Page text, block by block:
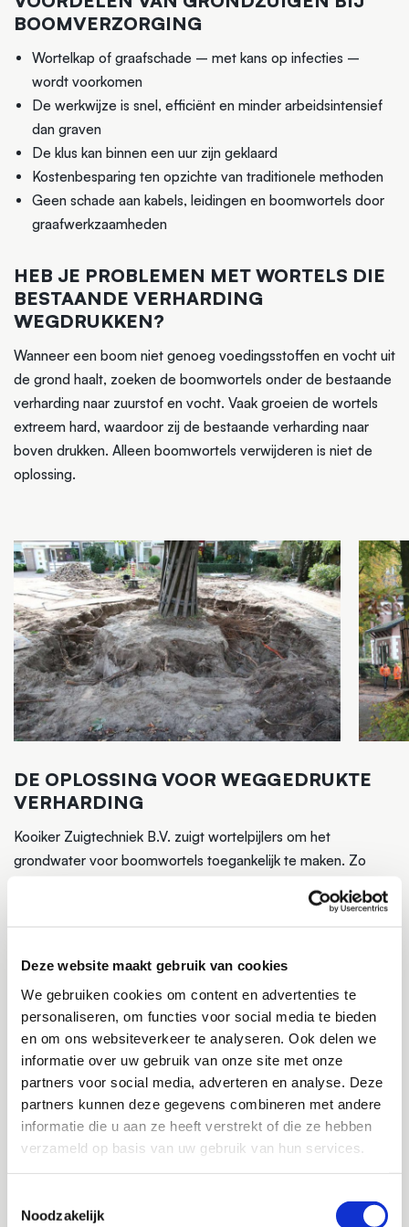
Deze website maakt gebruik van cookies
We gebruiken cookies om content en advertenties te
personaliseren, om functies voor social media te bieden
en om ons websiteverkeer te analyseren. Ook delen we
informatie over uw gebruik van onze site met onze
partners voor social media, adverteren en analyse. Deze
partners kunnen deze gegevens combineren met andere
informatie die u aan ze heeft verstrekt of die ze hebben
verzameld op basis van uw gebruik van hun services.
Noodzakelijk
BOOMVERZORGING
Wortelkap of graafschade – met kans op infecties –
wordt voorkomen
De werkwijze is snel, efficiënt en minder arbeidsintensief
dan graven
De klus kan binnen een uur zijn geklaard
Kostenbesparing ten opzichte van traditionele methoden
Geen schade aan kabels, leidingen en boomwortels door
graafwerkzaamheden
HEB JE PROBLEMEN MET WORTELS DIE
BESTAANDE VERHARDING
WEGDRUKKEN?
Wanneer een boom niet genoeg voedingsstoffen en vocht uit
de grond haalt, zoeken de boomwortels onder de bestaande
verharding naar zuurstof en vocht. Vaak groeien de wortels
extreem hard, waardoor zij de bestaande verharding naar
boven drukken. Alleen boomwortels verwijderen is niet de
oplossing.
DE OPLOSSING VOOR WEGGEDRUKTE
VERHARDING
Kooiker Zuigtechniek B.V. zuigt wortelpijlers om het
grondwater voor boomwortels toegankelijk te maken. Zo
doorgroeien naar beter doorwortelbare grond. Wortels
groeien niet langer omhoog door de verharding.
VERWIJDEREN? BOOMSTRONK
VERWIJDEREN TIPS
Een boomstronk verwijderen is een tijdrovende en lastige
klus. We kunnen je van diverse boomstronk verwijderen tips
voorzien. Belangrijk onderdeel is: wortels boom verwijderen.
Dat kan snel en gemakkelijk door de wortels bereikbaar te
maken met een grondzuiger.
GRONDZUIGEN EN -BLAZEN BIJ